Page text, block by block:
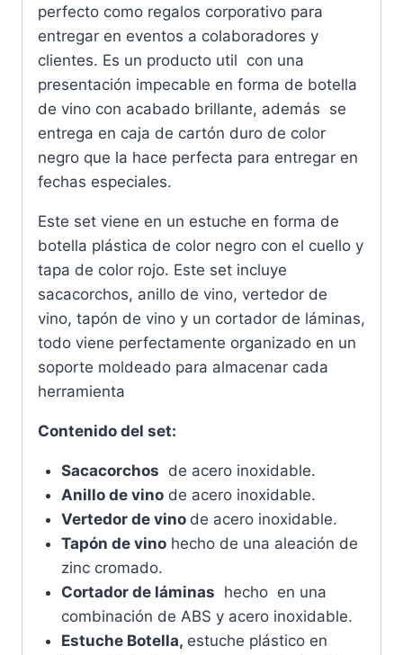
perfecto como regalos corporativo para
entregar en eventos a colaboradores y
clientes. Es un producto util con una
presentación impecable en forma de botella
de vino con acabado brillante, además se
entrega en caja de cartón duro de color
negro que la hace perfecta para entregar en
fechas especiales.
Este set viene en un estuche en forma de
botella plástica de color negro con el cuello y
tapa de color rojo. Este set incluye
sacacorchos, anillo de vino, vertedor de
vino, tapón de vino y un cortador de láminas,
todo viene perfectamente organizado en un
soporte moldeado para almacenar cada
herramienta
Contenido del set:
Sacacorchos de acero inoxidable.
Anillo de vinode acero inoxidable.
Vertedor de vino de acero inoxidable.
Tapón de vinohecho de una aleación de
zinc cromado.
Cortador de láminas hecho en una
combinación de ABS y acero inoxidable.
Estuche Botella, estuche plástico en